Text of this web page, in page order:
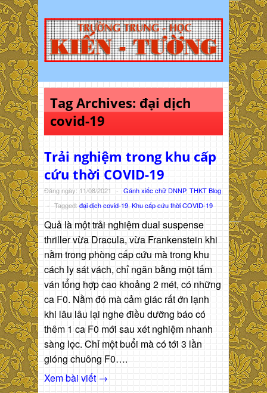
Tag Archives: đại dịch
covid-19
Trải nghiệm trong khu cấp
cứu thời COVID-19
Đăng ngày: 11/08/2021 - Gánh xiếc chữ DNNP, THKT Blog
- Tagged: đại dịch covid-19 Khu cấp cứu thời COVID-19
Quả là một trải nghiệm dual suspense
thriller vừa Dracula, vừa Frankenstein khi
nằm trong phòng cấp cứu mà trong khu
cách ly sát vách, chỉ ngăn bằng một tấm
ván tổng hợp cao khoảng 2 mét, có những
ca F0. Nằm đó mà cảm giác rất ớn lạnh
khi lâu lâu lại nghe điều dưỡng báo có
thêm 1 ca F0 mới sau xét nghiệm nhanh
sàng lọc. Chỉ một buổi mà có tới 3 lần
gióng chuông F0….
Xem bài viết →